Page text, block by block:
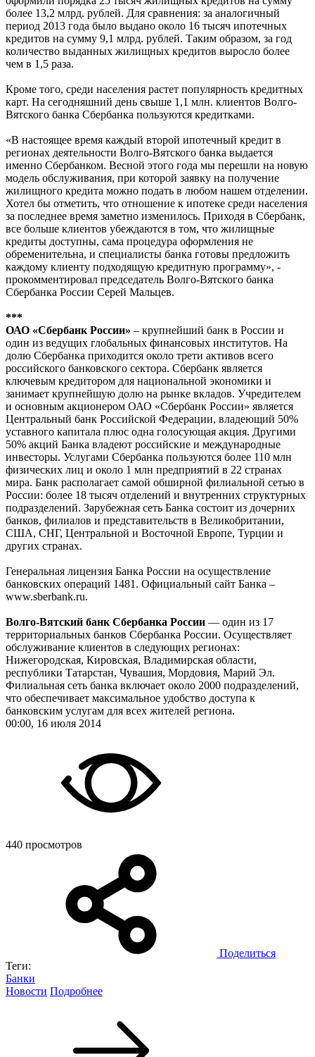
более 13,2 млрд. рублей. Для сравнения: за аналогичный
период 2013 года было выдано около 16 тысяч ипотечных
кредитов на сумму 9,1 млрд. рублей. Таким образом, за год
количество выданных жилищных кредитов выросло более
чем в 1,5 раза.
Кроме того, среди населения растет популярность кредитных
карт. На сегодняшний день свыше 1,1 млн. клиентов Волго-
Вятского банка Сбербанка пользуются кредитками.
«В настоящее время каждый второй ипотечный кредит в
регионах деятельности Волго-Вятского банка выдается
именно Сбербанком. Весной этого года мы перешли на новую
модель обслуживания, при которой заявку на получение
жилищного кредита можно подать в любом нашем отделении.
Хотел бы отметить, что отношение к ипотеке среди населения
за последнее время заметно изменилось. Приходя в Сбербанк,
все больше клиентов убеждаются в том, что жилищные
кредиты доступны, сама процедура оформления не
обременительна, и специалисты банка готовы предложить
каждому клиенту подходящую кредитную программу», -
прокомментировал председатель Волго-Вятского банка
Сбербанка России Серей Мальцев.
***
ОАО «Сбербанк России» – крупнейший банк в России и
один из ведущих глобальных финансовых институтов. На
долю Сбербанка приходится около трети активов всего
российского банковского сектора. Сбербанк является
ключевым кредитором для национальной экономики и
занимает крупнейшую долю на рынке вкладов. Учредителем
и основным акционером ОАО «Сбербанк России» является
Центральный банк Российской Федерации, владеющий 50%
уставного капитала плюс одна голосующая акция. Другими
50% акций Банка владеют российские и международные
инвесторы. Услугами Сбербанка пользуются более 110 млн
физических лиц и около 1 млн предприятий в 22 странах
мира. Банк располагает самой обширной филиальной сетью в
России: более 18 тысяч отделений и внутренних структурных
подразделений. Зарубежная сеть Банка состоит из дочерних
банков, филиалов и представительств в Великобритании,
США, СНГ, Центральной и Восточной Европе, Турции и
других странах.
Генеральная лицензия Банка России на осуществление
банковских операций 1481. Официальный сайт Банка –
www.sberbank.ru.
Волго-Вятский банк Сбербанка России — один из 17
территориальных банков Сбербанка России. Осуществляет
обслуживание клиентов в следующих регионах:
Нижегородская, Кировская, Владимирская области,
республики Татарстан, Чувашия, Мордовия, Марий Эл.
Филиальная сеть банка включает около 2000 подразделений,
что обеспечивает максимальное удобство доступа к
банковским услугам для всех жителей региона.
00:00, 16 июля 2014
440 просмотров
Поделиться
Теги:
Банки
Новости Подробнее